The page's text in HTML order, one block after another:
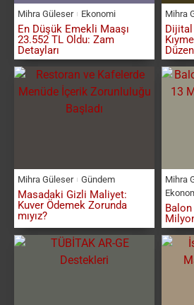
Mihra Güleser Ekonomi
En Düşük Emekli Maaşı
23.552 TL Oldu: Zam
Detayları
Mihra
Dijital
Mihra Güleser Gündem
Masadaki Gizli Maliyet:
Kuver Ödemek Zorunda
mıyız?
Mihra
Balon